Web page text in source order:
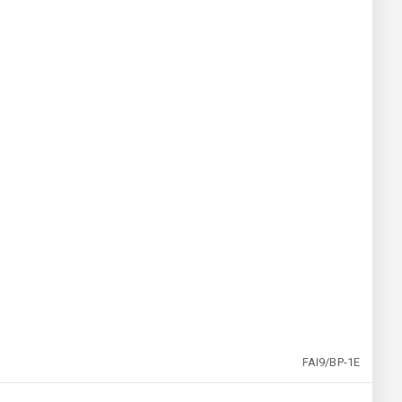
FAI9/BP-1E